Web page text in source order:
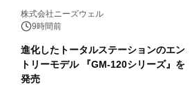
株式会社ニーズウェル
9時間前
進化したトータルステーションのエン
トリーモデル 『GM-120シリーズ』を
発売